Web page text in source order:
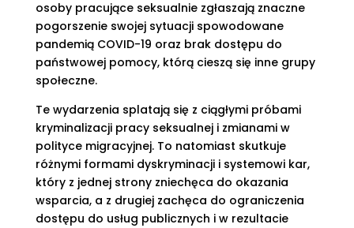
osoby pracujące seksualnie zgłaszają znaczne
pogorszenie swojej sytuacji spowodowane
pandemią COVID-19 oraz brak dostępu do
państwowej pomocy, którą cieszą się inne grupy
społeczne.
Te wydarzenia splatają się z ciągłymi próbami
kryminalizacji pracy seksualnej i zmianami w
polityce migracyjnej. To natomiast skutkuje
różnymi formami dyskryminacji i systemowi kar,
który z jednej strony zniechęca do okazania
wsparcia, a z drugiej zachęca do ograniczenia
dostępu do usług publicznych i w rezultacie